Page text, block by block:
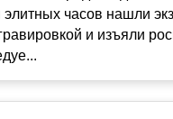
часов нашли
и изъяли